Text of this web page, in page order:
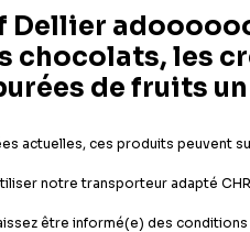
caramélisées entières
de vanille, de la fève
pâtisserie
citer les agrumes